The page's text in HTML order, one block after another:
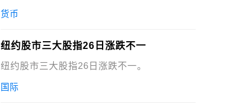
货币
纽约股市三大股指26日涨跌不一
纽约股市三大股指26日涨跌不一。
国际